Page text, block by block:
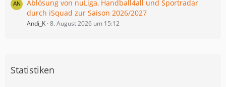
Ablösung von nuLiga, Handball4all und Sportradar
durch iSquad zur Saison 2026/2027
Andi_K 8. August 2026 um 15:12
Statistiken